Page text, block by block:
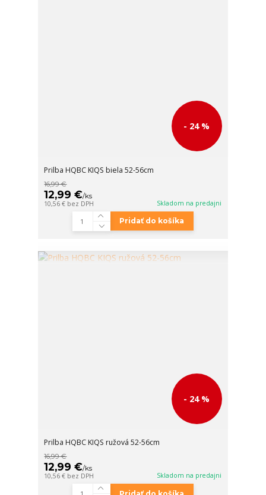
- 24 %
Prilba HQBC KIQS biela 52-56cm
16,99 €
12,99 €/ks
10,56 € bez DPH Skladom na predajni
Pridať do košíka
- 24 %
Prilba HQBC KIQS ružová 52-56cm
16,99 €
12,99 €/ks
10,56 € bez DPH Skladom na predajni